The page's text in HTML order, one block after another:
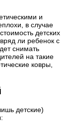
и
в случае
детских
ли ребенок с
снимать
на такие
ковры,
детские)